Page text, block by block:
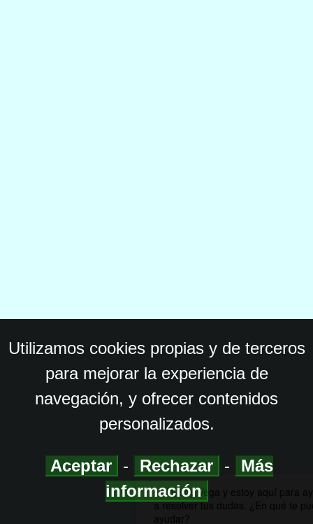
Utilizamos cookies propias y de terceros
para mejorar la experiencia de
navegación, y ofrecer contenidos
personalizados.
Aceptar - Rechazar -
Más
información